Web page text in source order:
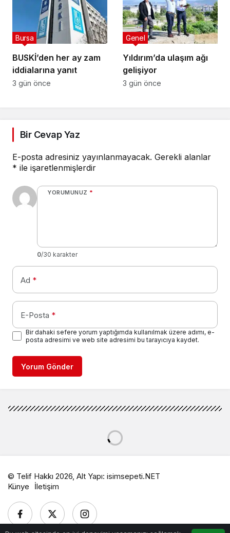
BUSKİ’den her ay zam
iddialarına yanıt
Bursa
3 gün önce
Yıldırım’da ulaşım ağı
gelişiyor
Genel
3 gün önce
Bir Cevap Yaz
E-posta adresiniz yayınlanmayacak. Gerekli alanlar
* ile işaretlenmişlerdir
YORUMUNUZ *
0/30 karakter
Ad *
E-Posta *
Bir dahaki sefere yorum yaptığımda kullanılmak üzere adımı, e-
posta adresimi ve web site adresimi bu tarayıcıya kaydet.
Yorum Gönder
© Telif Hakkı 2026, Alt Yapı: isimsepeti.NET
Künye
İletişim